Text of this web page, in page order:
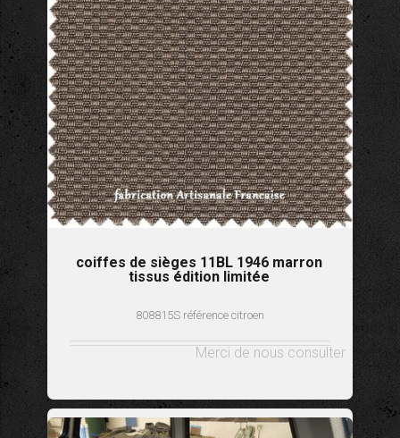
coiffes de sièges 11BL 1946 marron
tissus édition limitée
808815S référence citroen
Merci de nous consulter